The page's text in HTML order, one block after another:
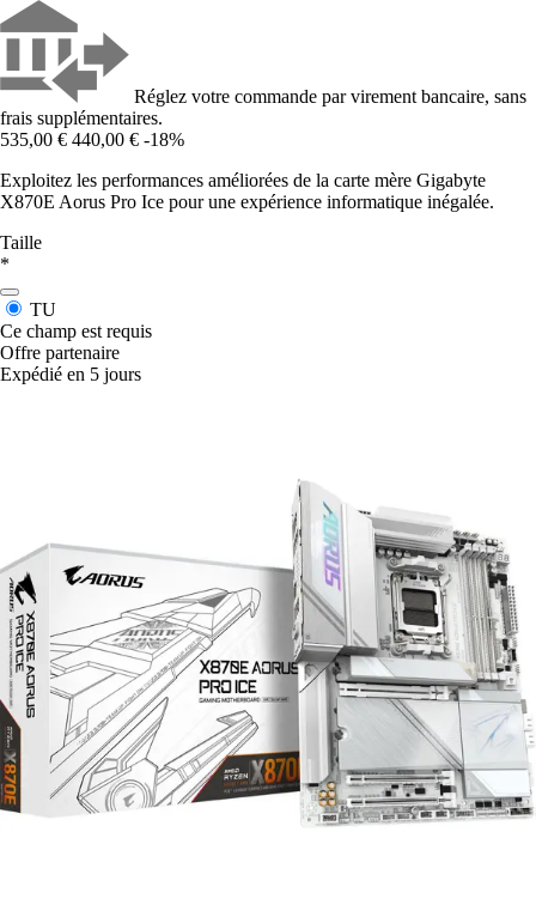
Réglez votre commande par virement bancaire, sans
frais supplémentaires.
535,00 € 440,00 € -18%
Exploitez les performances améliorées de la carte mère Gigabyte
X870E Aorus Pro Ice pour une expérience informatique inégalée.
Taille
*
TU
Ce champ est requis
Offre partenaire
Expédié en 5 jours